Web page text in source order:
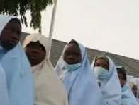
Cette élection intervient
recomposition
du Sénat, les autorités
équilibre des pouvoirs
gouvernance.